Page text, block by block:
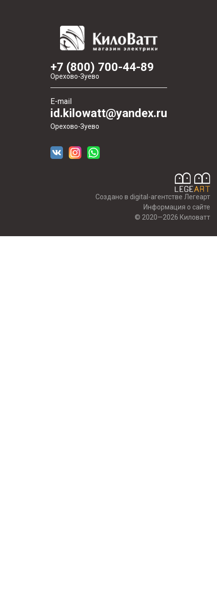
+7 (800) 700-44-89
Орехово-Зуево
E-mail
id.kilowatt@yandex.ru
Орехово-Зуево
© 2020—2026 Киловатт
Создано в digital-агентстве Легеарт
Информация о сайте